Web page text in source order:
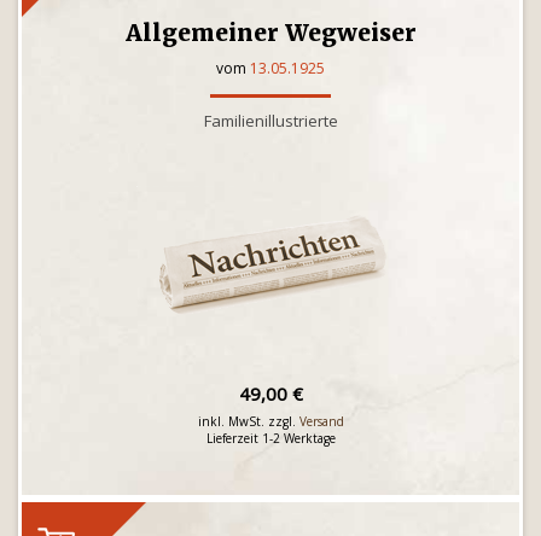
Allgemeiner Wegweiser
vom 13.05.1925
Familienillustrierte
49,00 €
inkl. MwSt. zzgl. Versand
Lieferzeit 1-2 Werktage